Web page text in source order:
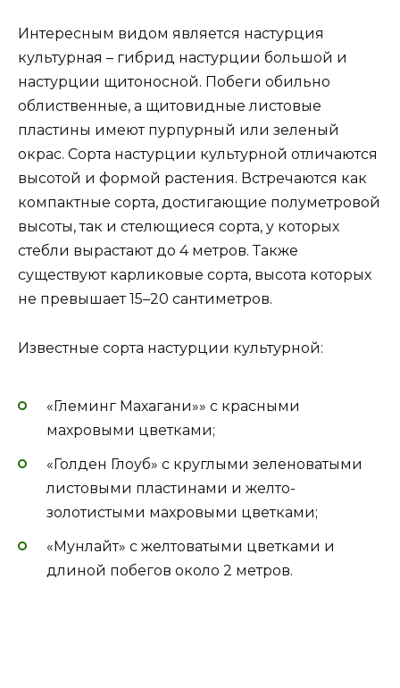
Интересным видом является настурция
культурная – гибрид настурции большой и
настурции щитоносной. Побеги обильно
облиственные, а щитовидные листовые
пластины имеют пурпурный или зеленый
окрас. Сорта настурции культурной отличаются
высотой и формой растения. Встречаются как
компактные сорта, достигающие полуметровой
высоты, так и стелющиеся сорта, у которых
стебли вырастают до 4 метров. Также
существуют карликовые сорта, высота которых
не превышает 15–20 сантиметров.
Известные сорта настурции культурной:
«Глеминг Махагани»» с красными
махровыми цветками;
«Голден Глоуб» с круглыми зеленоватыми
листовыми пластинами и желто-
золотистыми махровыми цветками;
«Мунлайт» с желтоватыми цветками и
длиной побегов около 2 метров.